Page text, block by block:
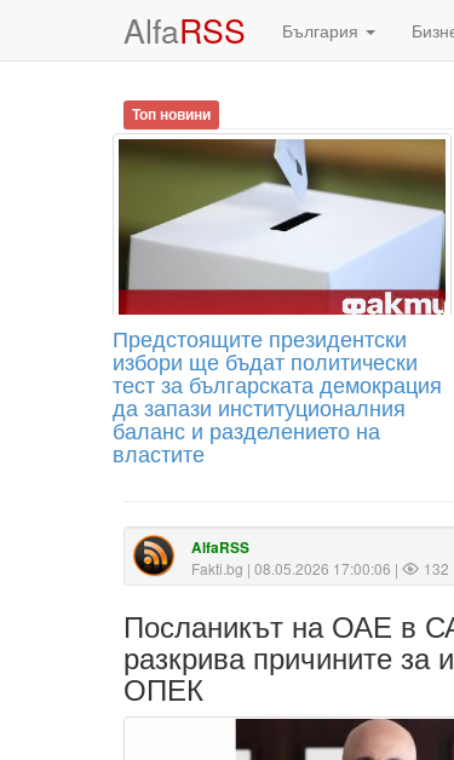
AlfaRSS България
Топ новини
Предстоящите президентски
избори ще бъдат политически
тест за българската демокрация
да запази институционалния
баланс и разделението на
властите
AlfaRSS
Fakti.bg | 08.05.2026 17:00:06 | 132
Посланикът на ОАЕ в
разкрива причините за
ОПЕК